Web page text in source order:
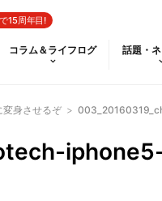
15周年目!
コラム＆ライフログ 話題・
身させるぞ >